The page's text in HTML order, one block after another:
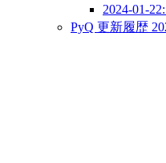
2024-01-
PyQ 更新履歴